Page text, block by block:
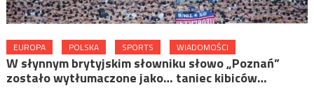
EUROPA POLSKA SPORTS WIADOMOŚCI
W słynnym brytyjskim słowniku słowo „Poznań”
zostało wytłumaczone jako… taniec kibiców…